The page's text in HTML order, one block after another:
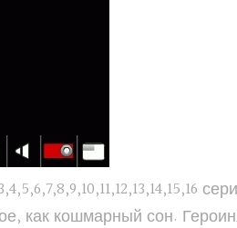
как кошмарный сон.